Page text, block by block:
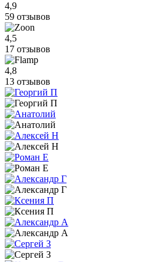
4,9
59 отзывов
4,5
17 отзывов
4,8
13 отзывов